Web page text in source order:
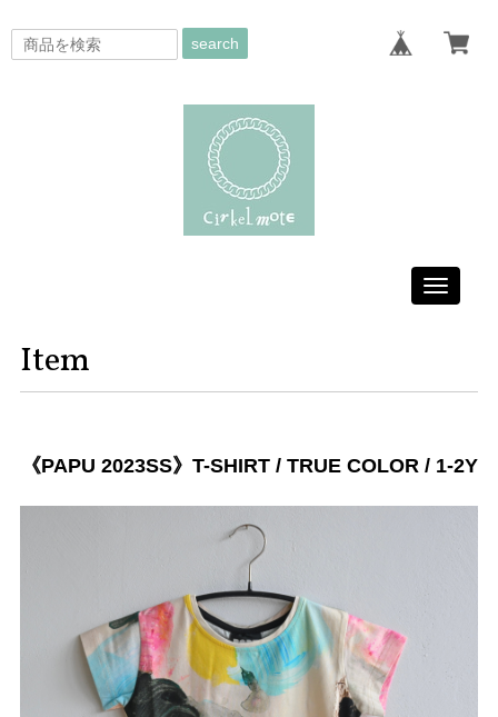
search
Toggle
Item
《PAPU 2023SS》T-SHIRT / TRUE COLOR / 1-2Y